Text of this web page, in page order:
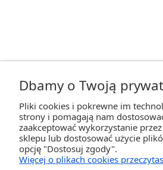
Dbamy o Twoją
Pliki cookies i pokrewne im
strony i pomagają nam
zaakceptować wykorzystanie
sklepu lub dostosować użycie
opcję "Dostosuj zgody".
Więcej o plikach cookies